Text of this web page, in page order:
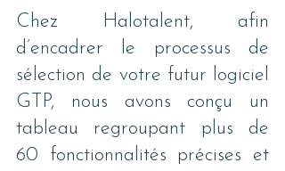
Chez Halotalent, afin
d’encadrer le processus de
sélection de votre futur logiciel
GTP, nous avons conçu un
tableau regroupant plus de
60 fonctionnalités précises et